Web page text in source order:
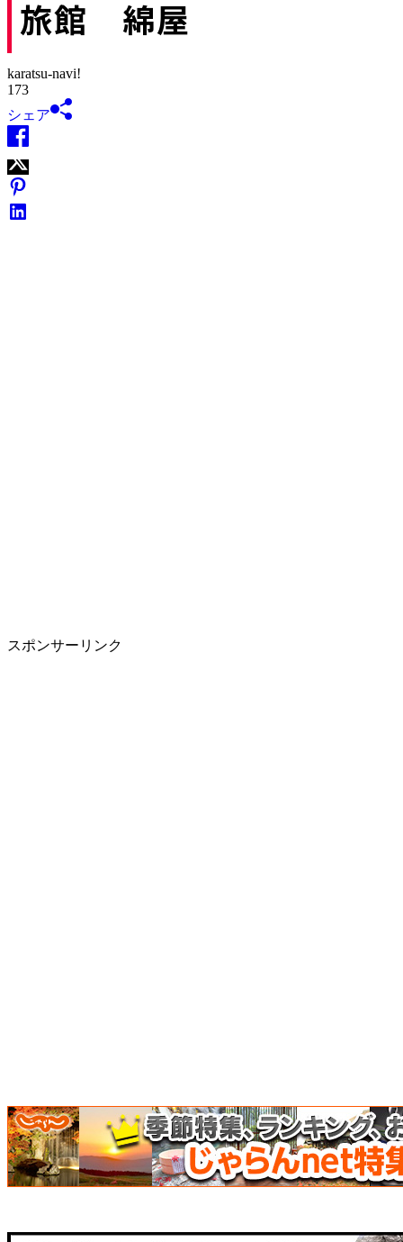
旅館 綿屋
karatsu-navi!
173
シェア
スポンサーリンク